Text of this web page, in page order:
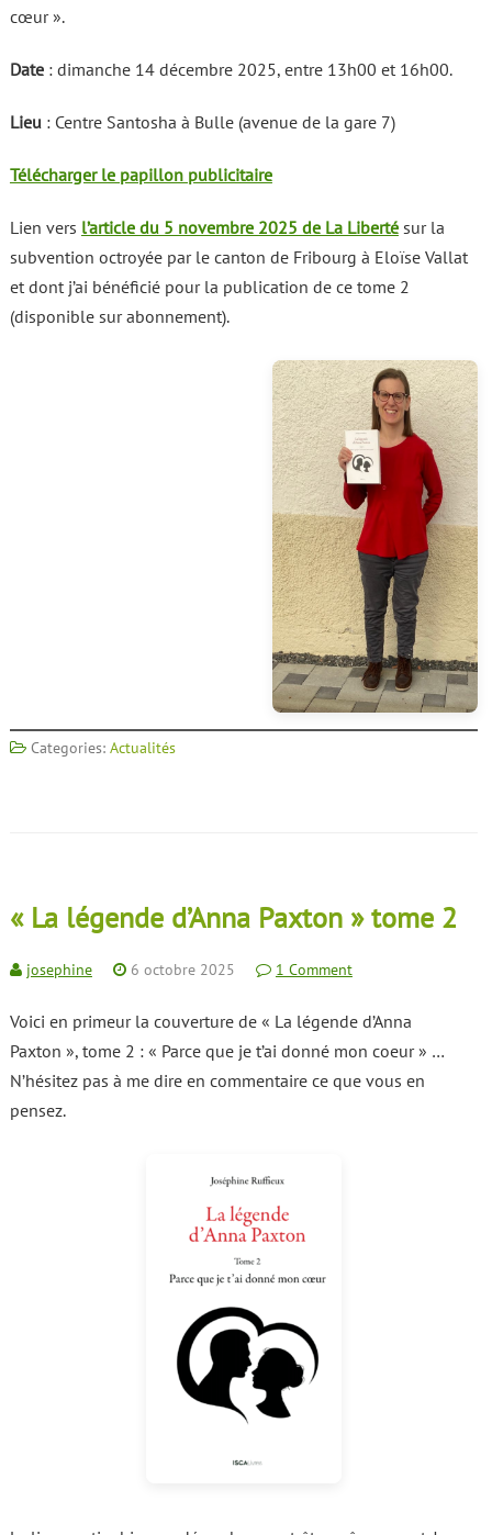
cœur ».
Date: dimanche 14 décembre 2025, entre 13h00 et 16h00.
Lieu: Centre Santosha à Bulle (avenue de la gare 7)
Télécharger le papillon publicitaire
Lien vers l’article du 5 novembre 2025 de La Libertésur la
subvention octroyée par le canton de Fribourg à Eloïse Vallat
et dont j’ai bénéficié pour la publication de ce tome 2
(disponible sur abonnement).
Categories: Actualités
« La légende d’Anna Paxton » tome 2
josephine 6 octobre 2025 1 Comment
Voici en primeur la couverture de « La légende d’Anna
Paxton », tome 2 : « Parce que je t’ai donné mon coeur » …
N’hésitez pas à me dire en commentaire ce que vous en
pensez.